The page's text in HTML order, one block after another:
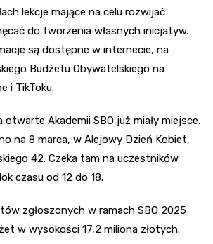
lekcje mające na celu rozwijać
do tworzenia własnych inicjatyw.
są dostępne w internecie, na
Budżetu Obywatelskiego na
i TikToku.
Akademii SBO już miały miejsce.
na 8 marca, w Alejowy Dzień Kobiet,
42. Czeka tam na uczestników
czasu od 12 do 18.
zgłoszonych w ramach SBO 2025
w wysokości 17,2 miliona złotych.